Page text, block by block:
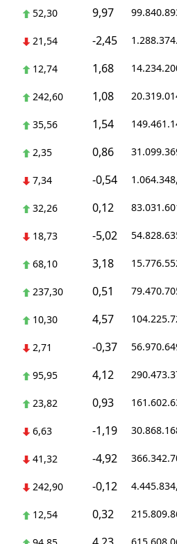
Mersin
İstanbul
İzmir
Kars
Kayseri
Kırklareli
Kırşehir
Kocaeli
Konya
Kütahya
Malatya
Manisa
52,30 9,97
21,54 -2,45
12,74 1,68
242,60 1,08
35,56 1,54
2,35 0,86
7,34 -0,54
32,26 0,12
18,73 -5,02
68,10 3,18
237,30 0,51
10,30 4,57
2,71 -0,37
95,95 4,12
23,82 0,93
6,63 -1,19
41,32 -4,92
242,90 -0,12
12,54 0,32